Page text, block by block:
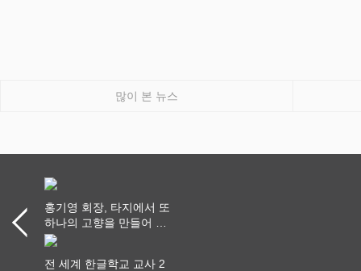
많이 본 뉴스
홍기영 회장, 타지에서 또
하나의 고향을 만들어 가
다
전 세계 한글학교 교사 2